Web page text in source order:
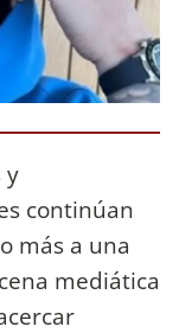
y
continúan
más a una
mediática